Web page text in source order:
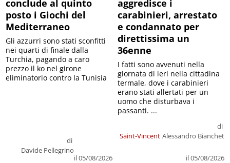
conclude al quinto
posto i Giochi del
Mediterraneo
di
Davide Pellegrino
il 05/08/2026
Gli azzurri sono stati sconfitti
nei quarti di finale dalla
Turchia, pagando a caro
prezzo il ko nel girone
eliminatorio contro la Tunisia
aggredisce i
carabinieri, arrestato
e condannato per
direttissima un
36enne
Saint-Vincent
di
Alessandro Bianchet
il 05/08/2026
I fatti sono avvenuti nella
giornata di ieri nella cittadina
termale, dove i carabinieri
erano stati allertati per un
uomo che disturbava i
passanti. ...